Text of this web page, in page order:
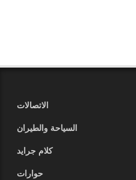
الاتصالات
السياحة والطيران
كلام جرايد
حوارات